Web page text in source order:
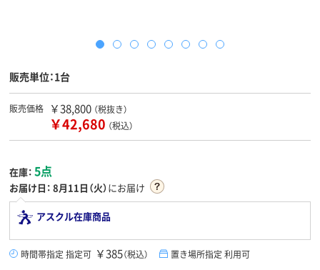
販売単位：1台
販売価格 ￥38,800 （税抜き）
￥42,680 （税込）
在庫： 5点
お届け日： 8月11日（火）にお届け
アスクル在庫商品
時間帯指定 指定可 ￥385（税込） 置き場所指定 利用可